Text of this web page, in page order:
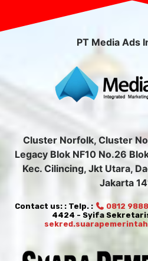
PT Media Ads
Cluster Norfolk, Cluster
Legacy Blok NF10 No.26
Kec. Cilincing, Jkt Utara,
Jakarta
Contact us: : Telp. : 0812
4424 - Syifa Sekretaris